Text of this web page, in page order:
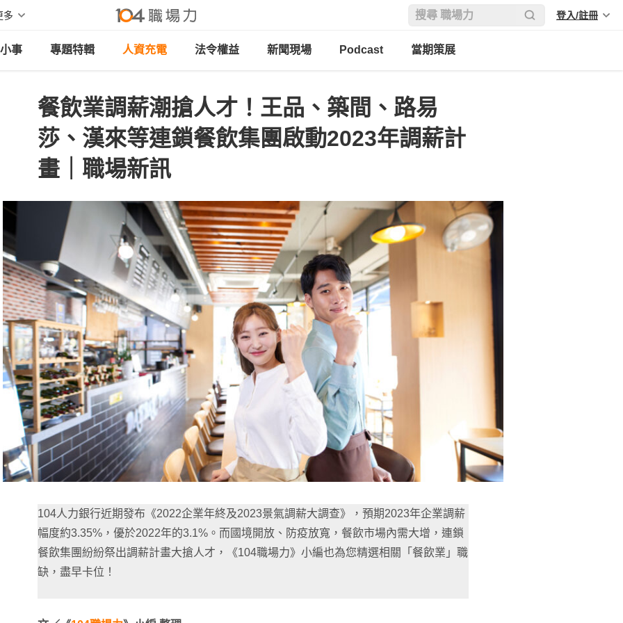
多 登入/註冊
事 專題特輯 人資充電 法令權益 新聞現場 Podcast 當期策展
餐飲業調薪潮搶人才！王品、築間、路易
莎、漢來等連鎖餐飲集團啟動2023年調薪計
畫｜職場新訊
104人力銀行近期發布《2022企業年終及2023景氣調薪大調查》，預期2023年企業調薪
幅度約3.35%，優於2022年的3.1%。而國境開放、防疫放寬，餐飲市場內需大增，連鎖
餐飲集團紛紛祭出調薪計畫大搶人才，《104職場力》小編也為您精選相關「餐飲業」職
缺，盡早卡位！